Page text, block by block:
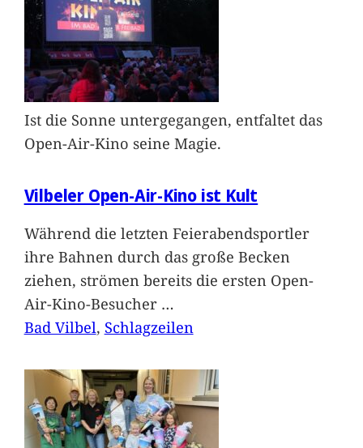
Ist die Sonne untergegangen, entfaltet das
Open-Air-Kino seine Magie.
Vilbeler Open-Air-Kino ist Kult
Während die letzten Feierabendsportler
ihre Bahnen durch das große Becken
ziehen, strömen bereits die ersten Open-
Air-Kino-Besucher …
Bad Vilbel, Schlagzeilen